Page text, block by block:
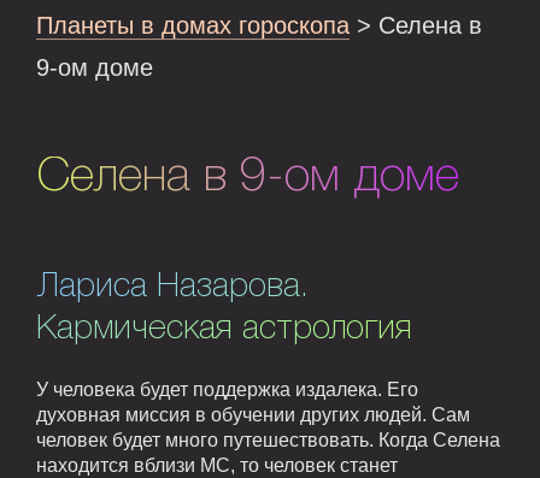
Планеты в домах гороскопа > Селена в
9-ом доме
Селена в 9-ом доме
Лариса Назарова.
Кармическая астрология
У человека будет поддержка издалека. Его
духовная миссия в обучении других людей. Сам
человек будет много путешествовать. Когда Селена
находится вблизи МС, то человек станет